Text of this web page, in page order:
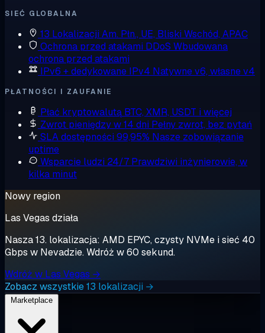
SIEĆ GLOBALNA
13 Lokalizacji Am. Płn., UE, Bliski Wschód, APAC
Ochrona przed atakami DDoS Wbudowana
ochrona przed atakami
IPv6 + dedykowane IPv4 Natywne v6, własne v4
PŁATNOŚCI I ZAUFANIE
Płać kryptowalutą BTC, XMR, USDT i więcej
Zwrot pieniędzy w 14 dni Pełny zwrot, bez pytań
SLA dostępności 99,95% Nasze zobowiązanie
uptime
Wsparcie ludzi 24/7 Prawdziwi inżynierowie, w
kilka minut
Nowy region
Las Vegas działa
Nasza 13. lokalizacja: AMD EPYC, czysty NVMe i sieć 40
Gbps w Nevadzie. Wdróż w 60 sekund.
Wdróż w Las Vegas →
Zobacz wszystkie 13 lokalizacji →